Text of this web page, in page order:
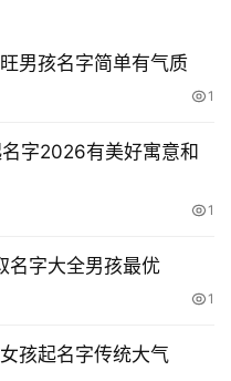
有勇敢顽强的品质。
有勇敢顽强的品质。
男孩名字简单有气质
1
字2026有美好寓意和
1
名字大全男孩最优
1
孩起名字传统大气